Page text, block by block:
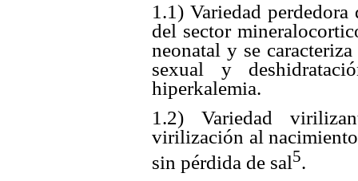
1.1) Variedad
del sector
neonatal y se
sexual y
hiperkalemia.
1.2) Variedad
virilización al
sin pérdida de sal5.